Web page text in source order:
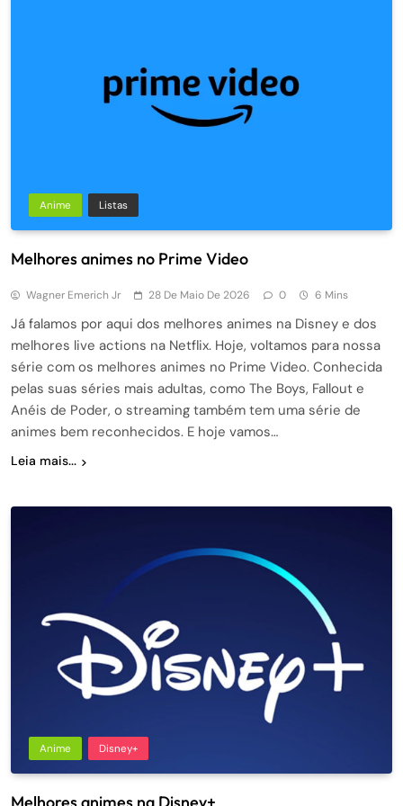
Anime Listas
Melhores animes no Prime Video
Wagner Emerich Jr 28 De Maio De 2026 0 6 Mins
Já falamos por aqui dos melhores animes na Disney e dos
melhores live actions na Netflix. Hoje, voltamos para nossa
série com os melhores animes no Prime Video. Conhecida
pelas suas séries mais adultas, como The Boys, Fallout e
Anéis de Poder, o streaming também tem uma série de
animes bem reconhecidos. E hoje vamos…
Leia mais...
Anime Disney+